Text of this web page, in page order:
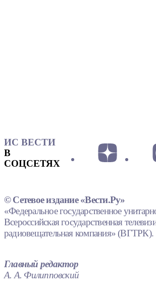
ИС ВЕСТИ
В
СОЦСЕТЯХ
© Сетевое издание «Вести.Ру»
«Федеральное государственное
Всероссийская государственная
радиовещательная компания» (ВГТРК).
Главный редактор
А. А. Филипповский